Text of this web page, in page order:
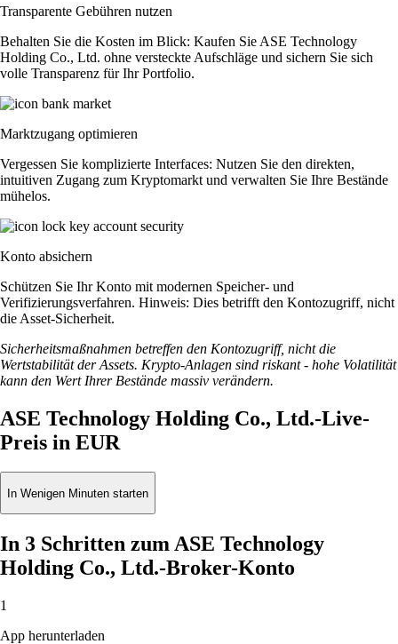
Transparente Gebühren nutzen
Behalten Sie die Kosten im Blick: Kaufen Sie ASE Technology
Holding Co., Ltd. ohne versteckte Aufschläge und sichern Sie sich
volle Transparenz für Ihr Portfolio.
Marktzugang optimieren
Vergessen Sie komplizierte Interfaces: Nutzen Sie den direkten,
intuitiven Zugang zum Kryptomarkt und verwalten Sie Ihre Bestände
mühelos.
Konto absichern
Schützen Sie Ihr Konto mit modernen Speicher- und
Verifizierungsverfahren. Hinweis: Dies betrifft den Kontozugriff, nicht
die Asset-Sicherheit.
Sicherheitsmaßnahmen betreffen den Kontozugriff, nicht die
Wertstabilität der Assets. Krypto-Anlagen sind riskant - hohe Volatilität
kann den Wert Ihrer Bestände massiv verändern.
ASE Technology Holding Co., Ltd.-Live-
Preis in EUR
In Wenigen Minuten starten
In 3 Schritten zum ASE Technology
Holding Co., Ltd.-Broker-Konto
1
App herunterladen